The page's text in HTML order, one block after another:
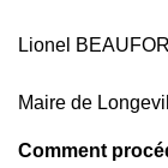
Lionel
Maire de
Comment